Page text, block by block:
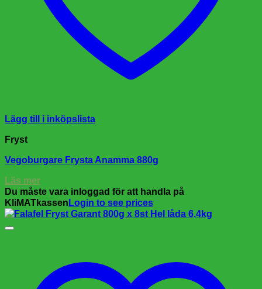
Lägg till i inköpslista
Fryst
Vegoburgare Frysta Anamma 880g
Läs mer
Du måste vara inloggad för att handla på
KliMATkassen Login to see prices